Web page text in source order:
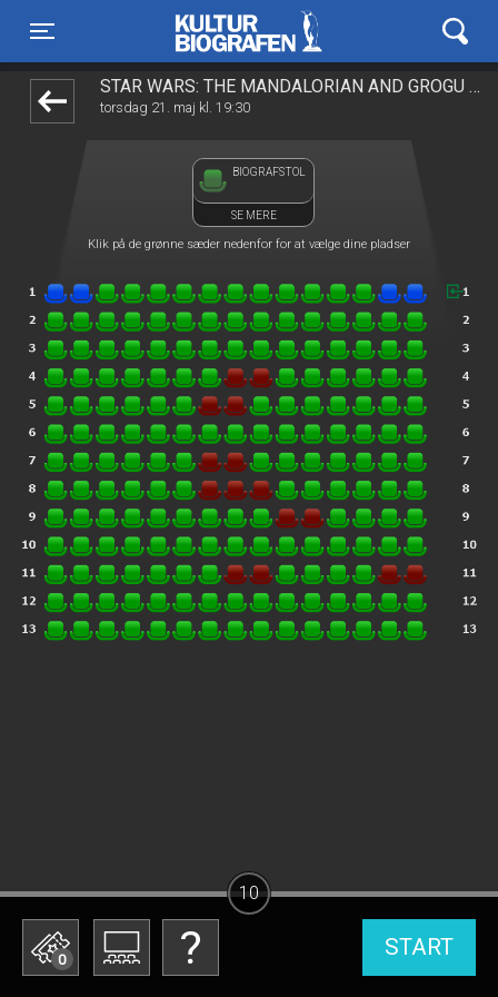
Toggle navigation
Kulturbiografen
STAR WARS: THE MANDALORIAN AND GROGU 2D
torsdag 21. maj kl. 19:30
BIOGRAFSTOL
SE MERE
Klik på de grønne sæder nedenfor for at vælge dine pladser
0 START
10
front03-cc 063756